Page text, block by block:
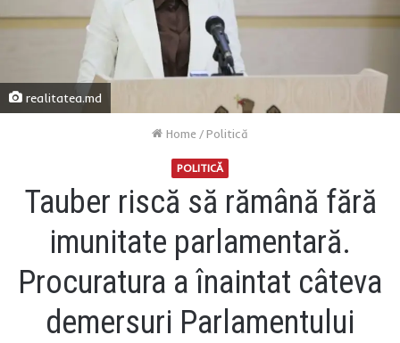
realitatea.md
Home /Politică
POLITICĂ
Tauber riscă să rămână fără
imunitate parlamentară.
Procuratura a înaintat câteva
demersuri Parlamentului